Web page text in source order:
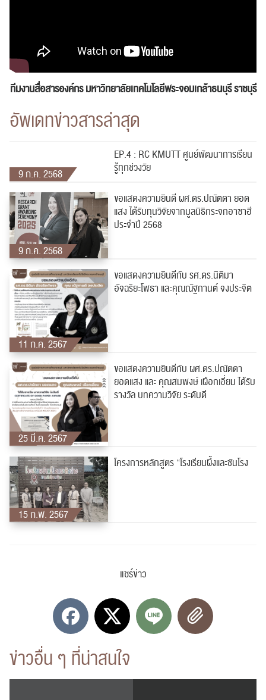
ทีมงานสื่อสารองค์กรมหาวิทยาลัยเทคโนโลยีพระจอมเกล้าธนบุรี ราชบุรี
อัพเดทข่าวสารล่าสุด
9 ก.ค. 2568
EP.4 : RC KMUTT ศูนย์พัฒนาการเรียน
รู้ทุกช่วงวัย
9 ก.ค. 2568
ขอแสดงความยินดี ผศ.ดร.ปณัตดา ยอด
แสง ได้รับทุนวิจัยจากมูลนิธิกระจกอาซาฮี
ประจำปี 2568
11 ก.ค. 2567
ขอแสดงความยินดีกับ รศ.ดร.นิติมา
อัจฉริยะโพธา และคุณณัฐกานต์ จงประจิต
25 มี.ค. 2567
ขอแสดงความยินดีกับ ผศ.ดร.ปณัตดา
ยอดแสง และ คุณสมพงษ์ เผือกเอี่ยม ได้รับ
รางวัล บทความวิจัย ระดับดี
15 ก.พ. 2567
โครงการหลักสูตร “โรงเรียนผึ้งและชันโรง
แชร์ข่าว
ข่าวอื่น ๆ ที่น่าสนใจ